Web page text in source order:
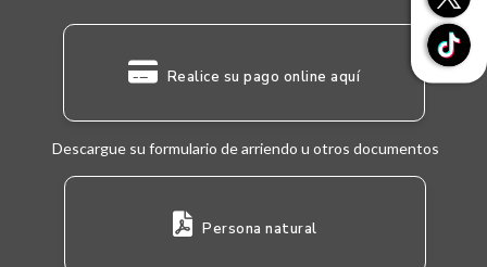
Realice su pago online aquí
Descargue su formulario de arriendo u otros documentos
Persona natural